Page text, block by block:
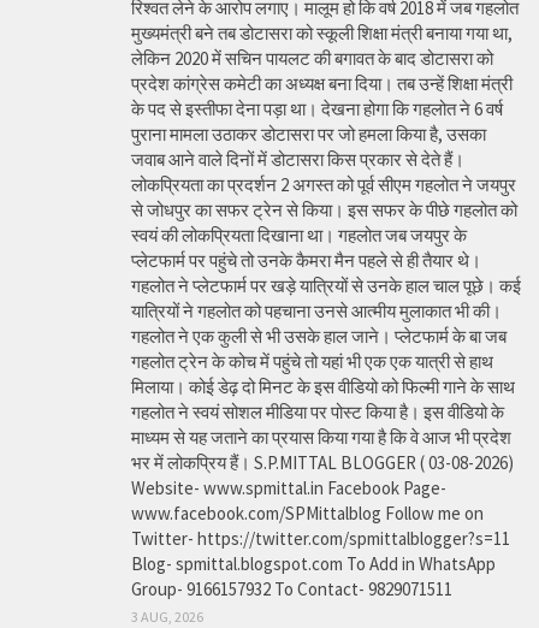
रिश्वत लेने के आरोप लगाए। मालूम हो कि वर्ष 2018 में जब गहलोत
मुख्यमंत्री बने तब डोटासरा को स्कूली शिक्षा मंत्री बनाया गया था,
लेकिन 2020 में सचिन पायलट की बगावत के बाद डोटासरा को
प्रदेश कांग्रेस कमेटी का अध्यक्ष बना दिया। तब उन्हें शिक्षा मंत्री
के पद से इस्तीफा देना पड़ा था। देखना होगा कि गहलोत ने 6 वर्ष
पुराना मामला उठाकर डोटासरा पर जो हमला किया है, उसका
जवाब आने वाले दिनों में डोटासरा किस प्रकार से देते हैं।
लोकप्रियता का प्रदर्शन 2 अगस्त को पूर्व सीएम गहलोत ने जयपुर
से जोधपुर का सफर ट्रेन से किया। इस सफर के पीछे गहलोत को
स्वयं की लोकप्रियता दिखाना था। गहलोत जब जयपुर के
प्लेटफार्म पर पहुंचे तो उनके कैमरा मैन पहले से ही तैयार थे।
गहलोत ने प्लेटफार्म पर खड़े यात्रियों से उनके हाल चाल पूछे। कई
यात्रियों ने गहलोत को पहचाना उनसे आत्मीय मुलाकात भी की।
गहलोत ने एक कुली से भी उसके हाल जाने। प्लेटफार्म के बा जब
गहलोत ट्रेन के कोच में पहुंचे तो यहां भी एक एक यात्री से हाथ
मिलाया। कोई डेढ़ दो मिनट के इस वीडियो को फिल्मी गाने के साथ
गहलोत ने स्वयं सोशल मीडिया पर पोस्ट किया है। इस वीडियो के
माध्यम से यह जताने का प्रयास किया गया है कि वे आज भी प्रदेश
भर में लोकप्रिय हैं। S.P.MITTAL BLOGGER ( 03-08-2026)
Website- www.spmittal.in Facebook Page-
www.facebook.com/SPMittalblog Follow me on
Twitter- https://twitter.com/spmittalblogger?s=11
Blog- spmittal.blogspot.com To Add in WhatsApp
Group- 9166157932 To Contact- 9829071511
3 AUG, 2026